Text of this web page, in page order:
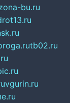
bu.ru
tb02.ru
vgurin.ru